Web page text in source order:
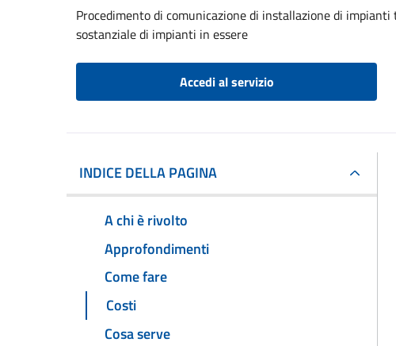
Procedimento di comunicazione di installazione di
sostanziale di impianti in essere
Accedi al servizio
INDICE DELLA PAGINA
A chi è rivolto
Approfondimenti
Come fare
Costi
Cosa serve